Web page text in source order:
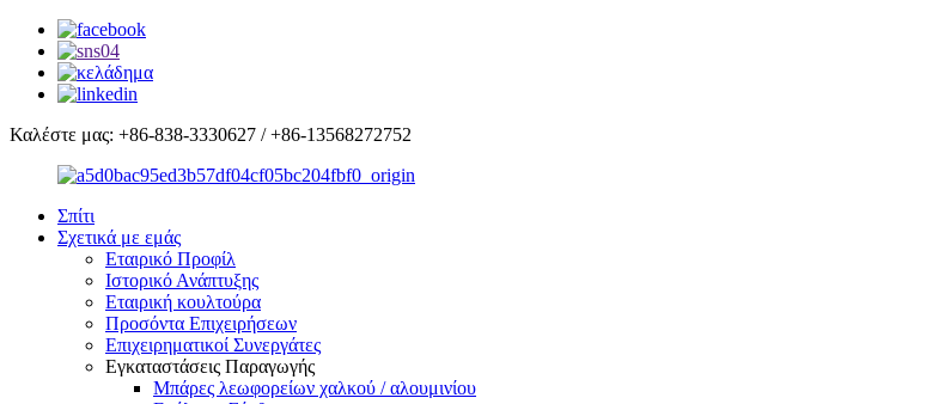
Καλέστε μας: +86-838-3330627 / +86-13568272752
Σπίτι
Σχετικά με εμάς
Εταιρικό Προφίλ
Ιστορικό Ανάπτυξης
Εταιρική κουλτούρα
Προσόντα Επιχειρήσεων
Επιχειρηματικοί Συνεργάτες
Εγκαταστάσεις Παραγωγής
Μπάρες λεωφορείων χαλκού / αλουμινίου